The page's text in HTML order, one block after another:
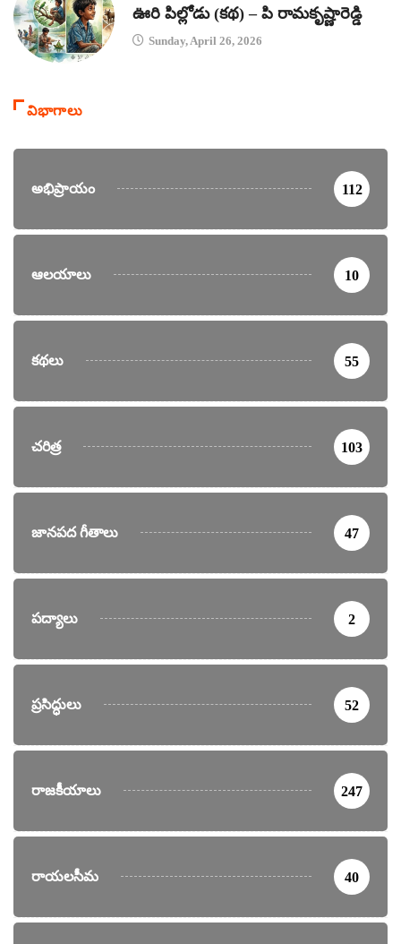
ఊరి పిల్లోడు (కథ) – పి రామకృష్ణారెడ్డి
Sunday, April 26, 2026
విభాగాలు
అభిప్రాయం 112
ఆలయాలు 10
కథలు 55
చరిత్ర 103
జానపద గీతాలు 47
పద్యాలు 2
ప్రసిద్ధులు 52
రాజకీయాలు 247
రాయలసీమ 40